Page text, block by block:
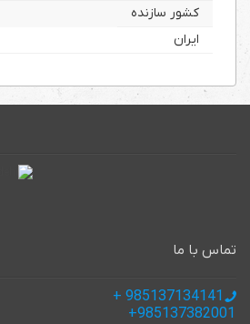
کشور سازنده
ایران
تماس با ما